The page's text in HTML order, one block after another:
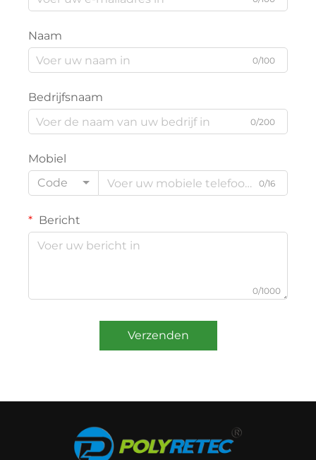
Naam
0/100
Bedrijfsnaam
0/200
Mobiel
Code
0/16
Bericht
0/1000
Verzenden